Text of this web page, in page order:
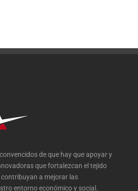
de que hay que apoyar y
que fortalezcan el tejido
a mejorar las
entorno económico y social.